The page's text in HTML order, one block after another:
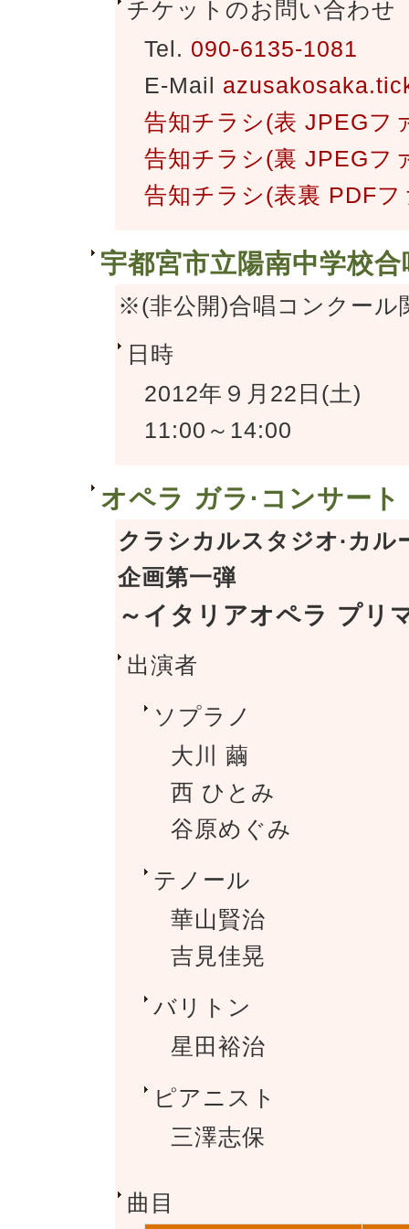
チケットのお問い合わせ
Tel. 090-6135-1081
E-Mail
告知チラシ(表 JPEGフ
告知チラシ(裏 JPEGフ
告知チラシ(表裏 PDFフ
宇都宮市立陽南中学校
※(非公開)合唱コンクール
日時
2012年９月22日(土)
11:00～14:00
オペラ ガラ·コンサート
クラシカルスタジオ·カ
企画第一弾
～イタリアオペラ プリ
出演者
ソプラノ
大川 繭
西 ひとみ
谷原めぐみ
テノール
華山賢治
吉見佳晃
バリトン
星田裕治
ピアニスト
三澤志保
曲目